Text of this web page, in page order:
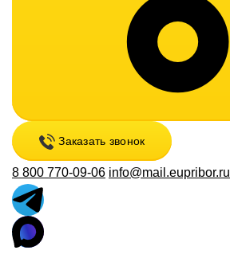
Заказать звонок
8 800 770-09-06 info@mail.eupribor.ru